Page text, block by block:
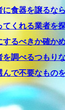
食器を譲るなら
くれる業者を
するべきか確か
調べるつもり
で不要なもの